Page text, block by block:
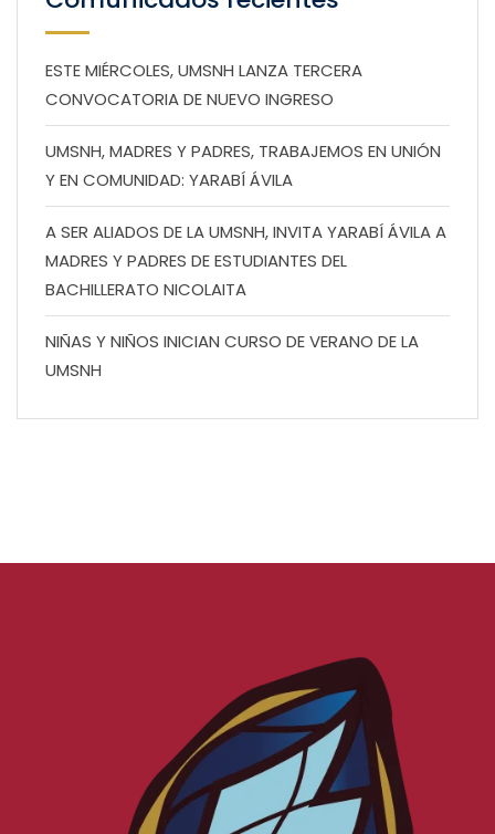
ESTE MIÉRCOLES, UMSNH LANZA TERCERA
CONVOCATORIA DE NUEVO INGRESO
UMSNH, MADRES Y PADRES, TRABAJEMOS EN UNIÓN
Y EN COMUNIDAD: YARABÍ ÁVILA
A SER ALIADOS DE LA UMSNH, INVITA YARABÍ ÁVILA A
MADRES Y PADRES DE ESTUDIANTES DEL
BACHILLERATO NICOLAITA
NIÑAS Y NIÑOS INICIAN CURSO DE VERANO DE LA
UMSNH